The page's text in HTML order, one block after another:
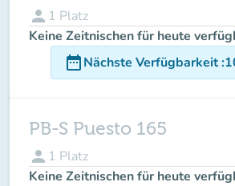
person 1 Platz
Keine Zeitnischen für heute
date_rangeNächste Verfügbarkeit:
PB-S Puesto 165
person 1 Platz
Keine Zeitnischen für heute